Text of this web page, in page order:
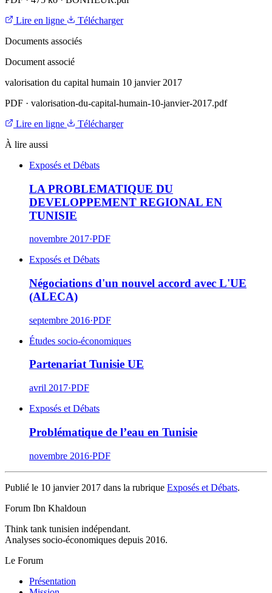
Lire en ligne
Télécharger
Documents associés
Document associé
valorisation du capital humain 10 janvier 2017
PDF · valorisation-du-capital-humain-10-janvier-2017.pdf
Lire en ligne
Télécharger
À lire aussi
Exposés et Débats
LA PROBLEMATIQUE DU
DEVELOPPEMENT REGIONAL EN
TUNISIE
novembre 2017·PDF
Exposés et Débats
Négociations d'un nouvel accord avec L'UE
(ALECA)
septembre 2016·PDF
Études socio-économiques
Partenariat Tunisie UE
avril 2017·PDF
Exposés et Débats
Problématique de l’eau en Tunisie
novembre 2016·PDF
Publié le 10 janvier 2017 dans la rubrique Exposés et Débats.
Forum Ibn Khaldoun
Think tank tunisien indépendant.
Analyses socio-économiques depuis 2016.
Le Forum
Présentation